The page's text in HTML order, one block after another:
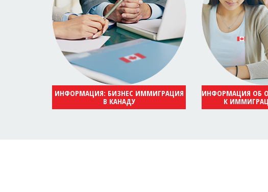
ИНФОРМАЦИЯ: БИЗНЕС ИММИГРАЦИЯ
В КАНАДУ
ИНФОРМАЦИЯ ОБ
К